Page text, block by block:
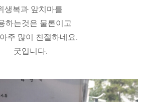
생복과 앞치마를
하는것은 물론이고
주 많이 친절하네요.
굿입니다.